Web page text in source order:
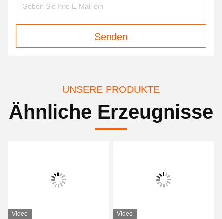
Senden
UNSERE PRODUKTE
Ähnliche Erzeugnisse
Video Video